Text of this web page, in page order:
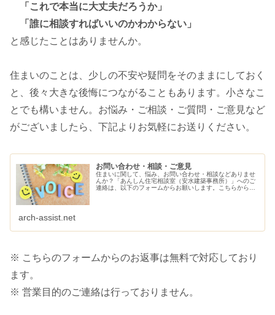
「これで本当に大丈夫だろうか」
「誰に相談すればいいのかわからない」
と感じたことはありませんか。
住まいのことは、少しの不安や疑問をそのままにしておく
と、後々大きな後悔につながることもあります。小さなこ
とでも構いません。お悩み・ご相談・ご質問・ご意見など
がございましたら、下記よりお気軽にお送りください。
お問い合わせ・相談・ご意見
住まいに関して、悩み、お問い合わせ・相談などありませ
んか？「あんしん住宅相談室（安水建築事務所）」へのご
連絡は、以下のフォームからお願いします。こちらから、
arch-assist.net
※ こちらのフォームからのお返事は無料で対応しており
ます。
※ 営業目的のご連絡は行っておりません。